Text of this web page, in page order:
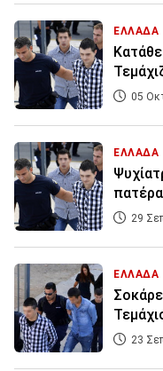
ΕΛΛΑΔΑ
05
ΕΛΛΑΔΑ
29
ΕΛΛΑΔΑ
23